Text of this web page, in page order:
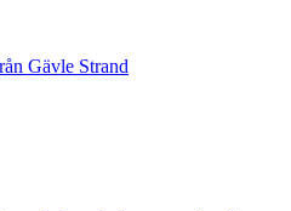
Gävle Strand